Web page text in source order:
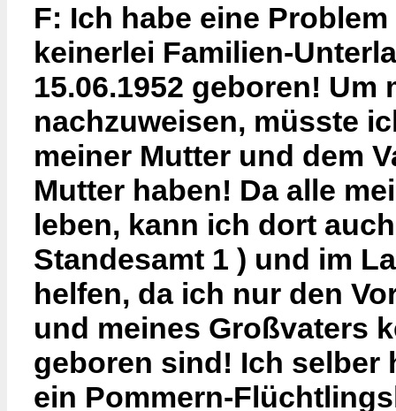
F: Ich habe eine
keinerlei Familien-
15.06.1952 geboren!
nachzuweisen, müsste
meiner Mutter und dem
Mutter haben! Da alle
leben, kann ich dort
Standesamt 1 ) und im
helfen, da ich nur den
und meines Großvaters
geboren sind! Ich selber
ein Pommern-